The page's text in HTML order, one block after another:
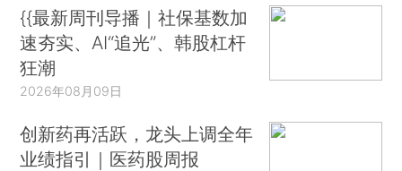
{{最新周刊导播｜社保基数加
速夯实、AI“追光”、韩股杠杆
狂潮
2026年08月09日
创新药再活跃，龙头上调全年
业绩指引｜医药股周报